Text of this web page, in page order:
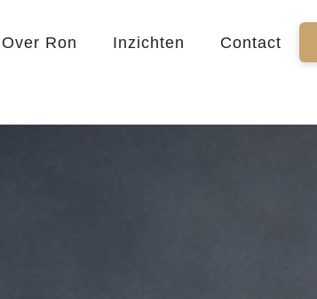
Over Ron Inzichten Contact